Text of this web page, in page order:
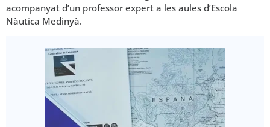
acompanyat d’un professor expert a les aules d’Escola
Nàutica Medinyà.